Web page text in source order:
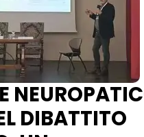
DIBATTITO